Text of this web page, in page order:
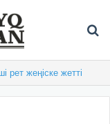
Астанадағы «Болашақ ойындарына» 50 елден 800 спортшы жиналды